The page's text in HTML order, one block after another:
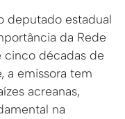
deputado estadual
da Rede
cinco décadas de
a emissora tem
acreanas,
na